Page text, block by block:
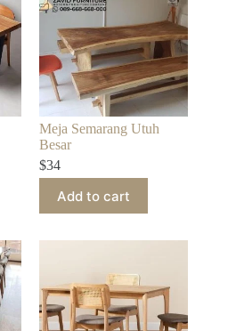
Meja Semarang Utuh
Besar
$34
Add to cart